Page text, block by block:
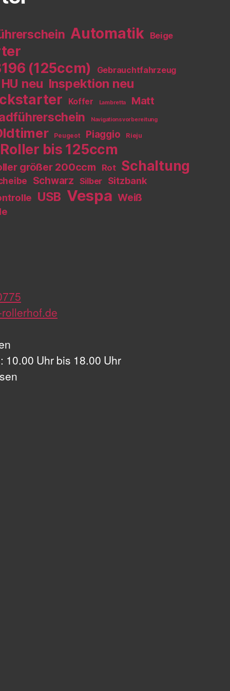
Automatik Beige
(125ccm) Gebrauchtfahrzeug
HU neu Inspektion neu
Koffer Lambretta Matt
Navigationsvorbereitung
Peugeot Piaggio Rieju
Roller bis 125ccm
größer 200ccm Rot Schaltung
Schwarz Silber Sitzbank
USB Vespa Weiß
10.00 Uhr bis 18.00 Uhr